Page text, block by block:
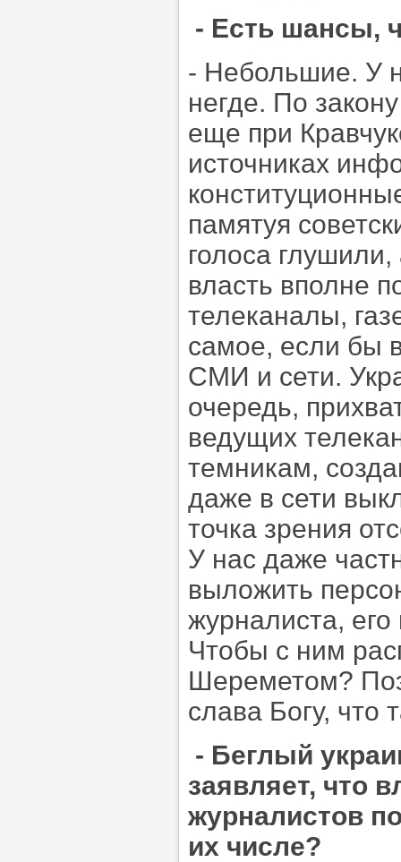
- Есть шансы,
- Небольшие. У
негде. По
еще при
источниках
памятуя
голоса
власть вполне
телеканалы,
самое, если бы
СМИ и сети.
очередь,
ведущих
темникам,
даже в сети
точка зрения
У нас даже
выложить
журналиста,
Чтобы с ним
Шереметом?
слава Богу, что
- Беглый
заявляет, что
журналистов
их числе?